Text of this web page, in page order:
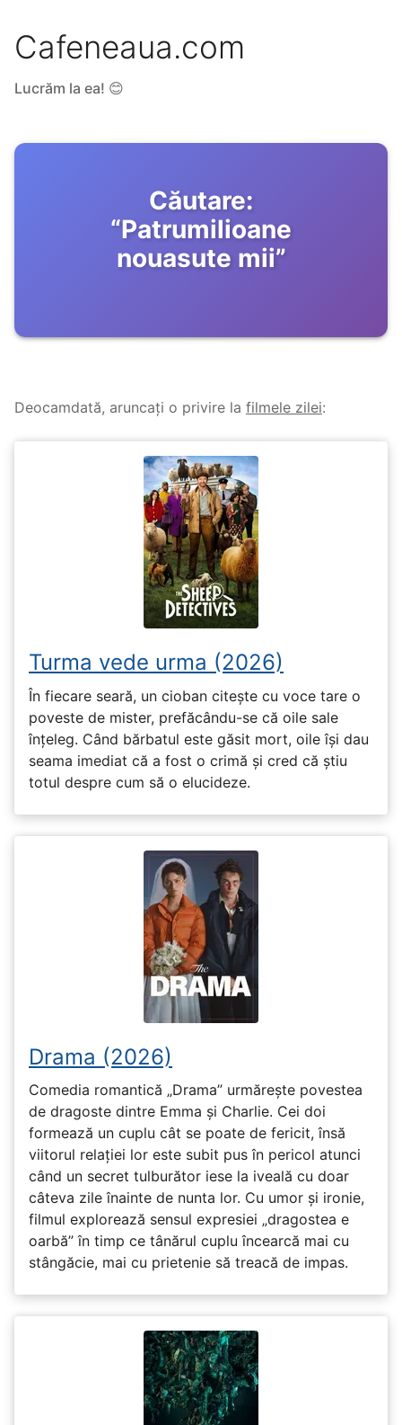
Cafeneaua.com
Lucrăm la ea! 😊
Căutare:
“Patrumilioane
nouasute mii”
Deocamdată, aruncați o privire la filmele zilei:
Turma vede urma (2026)
În fiecare seară, un cioban citește cu voce tare o
poveste de mister, prefăcându-se că oile sale
înțeleg. Când bărbatul este găsit mort, oile își dau
seama imediat că a fost o crimă și cred că știu
totul despre cum să o elucideze.
Drama (2026)
Comedia romantică „Drama” urmărește povestea
de dragoste dintre Emma și Charlie. Cei doi
formează un cuplu cât se poate de fericit, însă
viitorul relației lor este subit pus în pericol atunci
când un secret tulburător iese la iveală cu doar
câteva zile înainte de nunta lor. Cu umor și ironie,
filmul explorează sensul expresiei „dragostea e
oarbă” în timp ce tânărul cuplu încearcă mai cu
stângăcie, mai cu prietenie să treacă de impas.